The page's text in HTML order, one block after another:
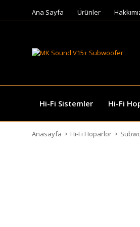
Ana Sayfa Ürünler
Hi-Fi Sistemler Hi-Fi
Anasayfa Hi-Fi Hoparlör